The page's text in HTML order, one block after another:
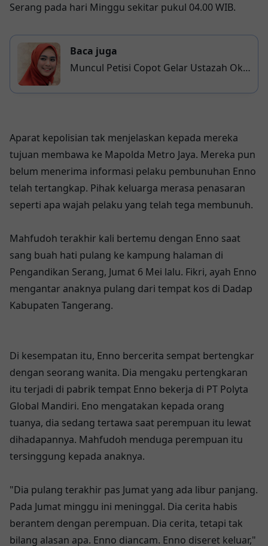
Serang pada hari Minggu sekitar pukul 04.00 WIB.
Baca juga
Muncul Petisi Copot Gelar Ustazah Oki
Aparat kepolisian tak menjelaskan kepada mereka
tujuan membawa ke Mapolda Metro Jaya. Mereka pun
belum menerima informasi pelaku pembunuhan Enno
telah tertangkap. Pihak keluarga merasa penasaran
seperti apa wajah pelaku yang telah tega membunuh.
Mahfudoh terakhir kali bertemu dengan Enno saat
sang buah hati pulang ke kampung halaman di
Pengandikan Serang, Jumat 6 Mei lalu. Fikri, ayah Enno
mengantar anaknya pulang dari tempat kos di Dadap
Kabupaten Tangerang.
Di kesempatan itu, Enno bercerita sempat bertengkar
dengan seorang wanita. Dia mengaku pertengkaran
itu terjadi di pabrik tempat Enno bekerja di PT Polyta
Global Mandiri. Eno mengatakan kepada orang
tuanya, dia sedang tertawa saat perempuan itu lewat
dihadapannya. Mahfudoh menduga perempuan itu
tersinggung kepada anaknya.
"Dia pulang terakhir pas Jumat yang ada libur panjang.
Pada Jumat minggu ini meninggal. Dia cerita habis
berantem dengan perempuan. Dia cerita, tetapi tak
bilang alasan apa. Enno diancam. Enno diseret keluar,"